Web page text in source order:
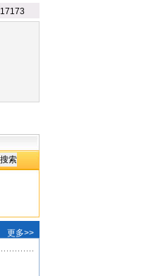
17173
更多>>